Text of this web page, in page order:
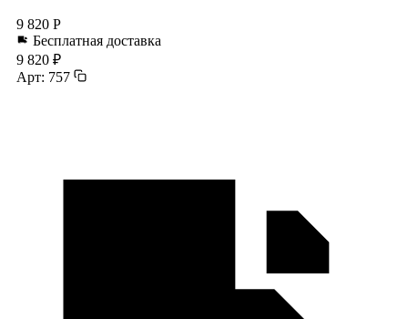
9 820 Р
Бесплатная доставка
9 820 ₽
Арт: 757